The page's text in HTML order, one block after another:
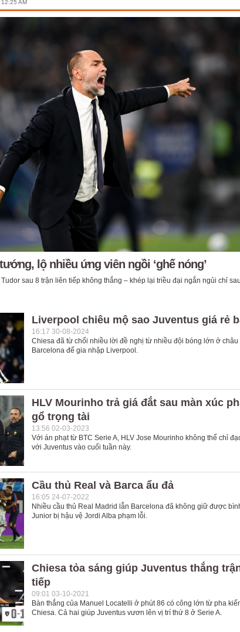
AM
lộ nhiều ứng viên ngồi ‘ghế nóng’
sau 8 trận liên tiếp không thắng – khép lại triều đại ngắn ngủi chỉ
Liverpool chiêu mộ sao Juventus giá rẻ
16:17 30-08-2024
Chiesa đã từ chối nhiều lời đề nghị từ nhiều đội bóng lớn ở châu
Barcelona để gia nhập Liverpool.
HLV Mourinho trả giá đắt sau màn xúc
gổ trọng tài
13:56 02-03-2023
Với án phạt từ BTC Serie A, HLV Jose Mourinho không thể chỉ
với Juventus vào cuối tuần này.
Cầu thủ Real và Barca ẩu đả
16:05 24-07-2022
Nhiều cầu thủ Real Madrid lẫn Barcelona đã không giữ được
Junior bị hậu vệ Jordi Alba phạm lỗi.
Chiesa tỏa sáng giúp Juventus thắng
tiếp
09:01 03-10-2021
Bàn thắng của Manuel Locatelli ở phút 86 có công lớn từ pha
Chiesa. Cả hai giúp Juventus vươn lên vị trí thứ 8 ở Serie A.